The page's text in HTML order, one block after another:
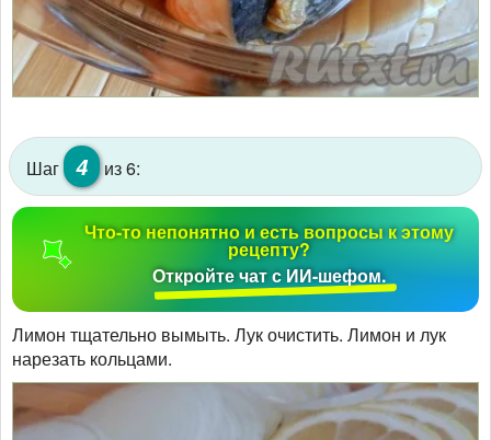
Шаг 4 из 6:
Что-то непонятно и есть вопросы к этому
рецепту?
Откройте чат с ИИ-шефом.
Лимон тщательно вымыть. Лук очистить. Лимон и лук
нарезать кольцами.